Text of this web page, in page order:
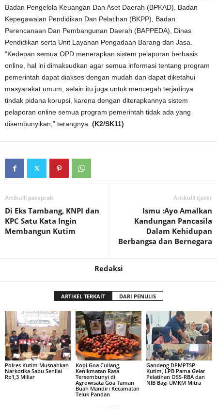
Badan Pengelola Keuangan Dan Aset Daerah (BPKAD), Badan
Kepegawaian Pendidikan Dan Pelatihan (BKPP), Badan
Perencanaan Dan Pembangunan Daerah (BAPPEDA), Dinas
Pendidikan serta Unit Layanan Pengadaan Barang dan Jasa.
“Kedepan semua OPD menerapkan sistem pelaporan berbasis
online, hal ini dimaksudkan agar semua informasi tentang program
pemerintah dapat diakses dengan mudah dan dapat diketahui
masyarakat umum, selain itu juga untuk mencegah terjadinya
tindak pidana korupsi, karena dengan diterapkannya sistem
pelaporan online semua program pemerintah tidak ada yang
disembunyikan,” terangnya. (K2/SK11)
Artikulli paraprak
Di Eks Tambang, KNPI dan
KPC Satu Kata Ingin
Membangun Kutim
Artikulli tjetër
Ismu :Ayo Amalkan
Kandungan Pancasila
Dalam Kehidupan
Berbangsa dan Bernegara
Redaksi
ARTIKEL TERKAIT DARI PENULIS
Polres Kutim Musnahkan
Narkotika Sabu Senilai
Rp1,3 Miliar
Kopi Goa Cullang,
Kenikmatan Rasa
Tersembunyi di
Agrowisata Goa Taman
Buah Mandiri Kecamatan
Teluk Pandan
Gandeng DPMPTSP
Kutim, LPB Pama Gelar
Pelatihan OSS-RBA dan
NIB Bagi UMKM Mitra